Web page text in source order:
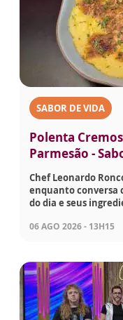
SABOR DE VIDA
Polenta
Parmesão -
Chef Leonardo
enquanto conversa
do dia e seus
06 AGO 2026 - 13H15